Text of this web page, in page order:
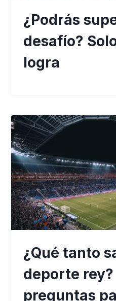
¿Podrás
desafío?
logra
¿Qué tanto
deporte rey?
preguntas